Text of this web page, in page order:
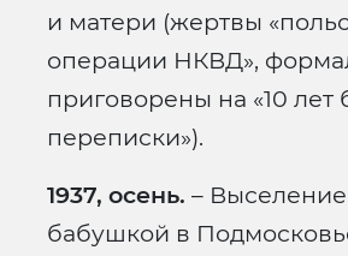
и матери (жертвы
операции НКВД»,
приговорены на «10 лет
переписки»).
1937, осень. –
бабушкой в